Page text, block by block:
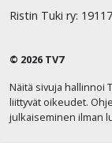
Ristin Tuki ry:
© 2026 TV7
Näitä sivuja hallinnoi
liittyvät oikeudet.
julkaiseminen ilman